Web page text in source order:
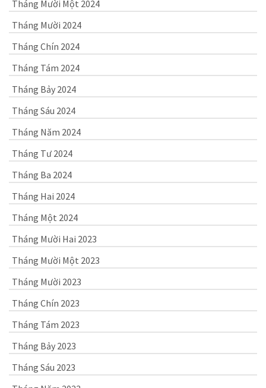
Tháng Mười Một 2024
Tháng Mười 2024
Tháng Chín 2024
Tháng Tám 2024
Tháng Bảy 2024
Tháng Sáu 2024
Tháng Năm 2024
Tháng Tư 2024
Tháng Ba 2024
Tháng Hai 2024
Tháng Một 2024
Tháng Mười Hai 2023
Tháng Mười Một 2023
Tháng Mười 2023
Tháng Chín 2023
Tháng Tám 2023
Tháng Bảy 2023
Tháng Sáu 2023